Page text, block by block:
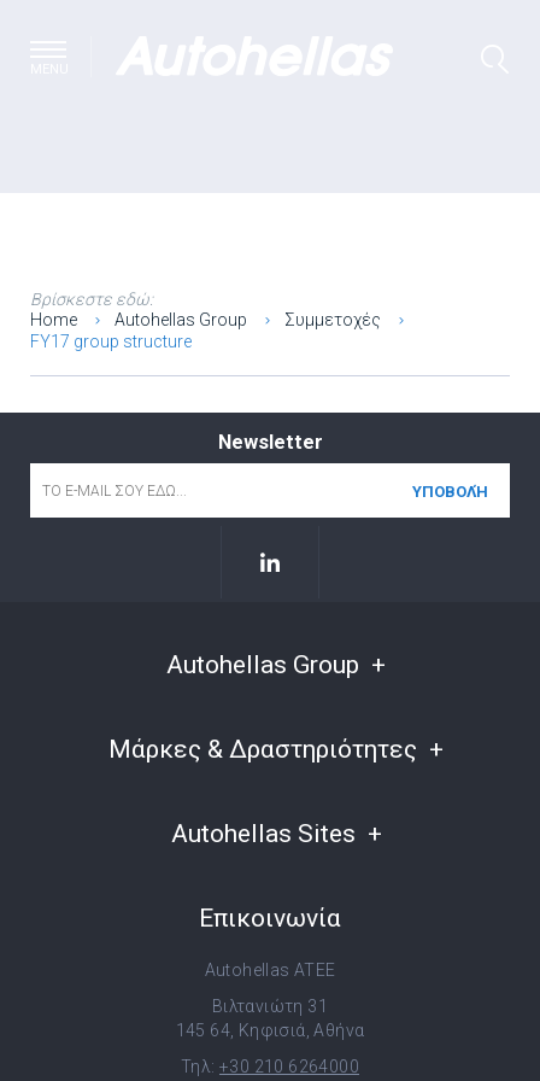
Βρίσκεστε εδώ:
Home
Autohellas Group
Συμμετοχές
FY17 group structure
Newsletter
Autohellas Group
Μάρκες & Δραστηριότητες
Autohellas Sites
Επικοινωνία
Autohellas ATEE
Βιλτανιώτη 31
145 64, Κηφισιά, Αθήνα
Τηλ: +30 210 6264000